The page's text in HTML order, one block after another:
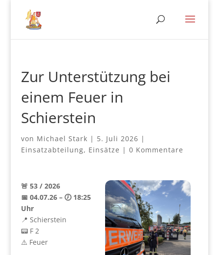
Zur Unterstützung bei
einem Feuer in
Schierstein
von Michael Stark | 5. Juli 2026 |
Einsatzabteilung, Einsätze | 0 Kommentare
🚨 53 / 2026
📅 04.07.26 – 🕖 18:25
Uhr
📍 Schierstein
📟 F 2
⚠️ Feuer